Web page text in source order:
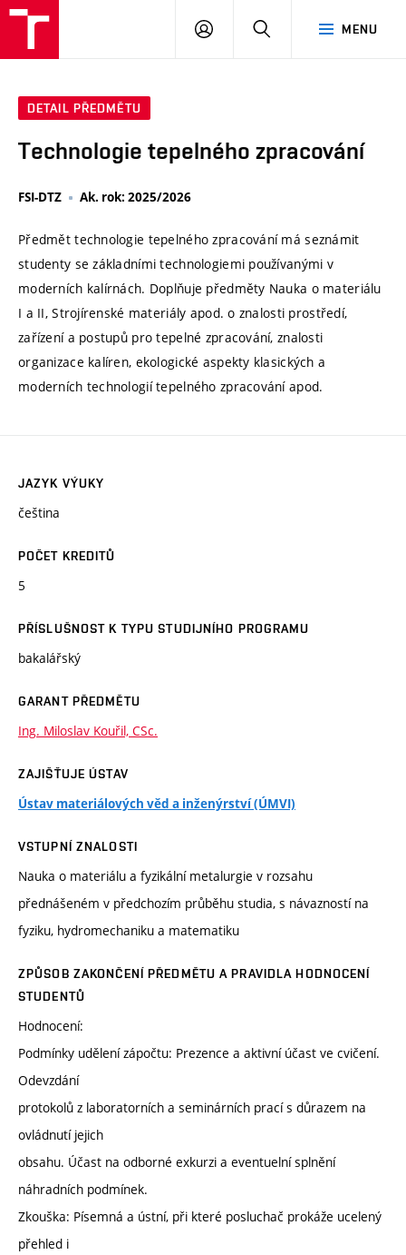
MENU
PŘIHLÁSIT
DETAIL PŘEDMĚTU
Technologie tepelného zpracování
FSI-DTZ Ak. rok: 2025/2026
Předmět technologie tepelného zpracování má seznámit
studenty se základními technologiemi používanými v
moderních kalírnách. Doplňuje předměty Nauka o materiálu
I a II, Strojírenské materiály apod. o znalosti prostředí,
zařízení a postupů pro tepelné zpracování, znalosti
organizace kalíren, ekologické aspekty klasických a
moderních technologií tepelného zpracování apod.
JAZYK VÝUKY
čeština
POČET KREDITŮ
5
PŘÍSLUŠNOST K TYPU STUDIJNÍHO PROGRAMU
bakalářský
GARANT PŘEDMĚTU
Ing. Miloslav Kouřil, CSc.
ZAJIŠŤUJE ÚSTAV
Ústav materiálových věd a inženýrství (ÚMVI)
VSTUPNÍ ZNALOSTI
Nauka o materiálu a fyzikální metalurgie v rozsahu
přednášeném v předchozím průběhu studia, s návazností na
fyziku, hydromechaniku a matematiku
ZPŮSOB ZAKONČENÍ PŘEDMĚTU A PRAVIDLA HODNOCENÍ
STUDENTŮ
Hodnocení:
Podmínky udělení zápočtu: Prezence a aktivní účast ve cvičení.
Odevzdání
protokolů z laboratorních a seminárních prací s důrazem na
ovládnutí jejich
obsahu. Účast na odborné exkurzi a eventuelní splnění
náhradních podmínek.
Zkouška: Písemná a ústní, při které posluchač prokáže ucelený
přehled i